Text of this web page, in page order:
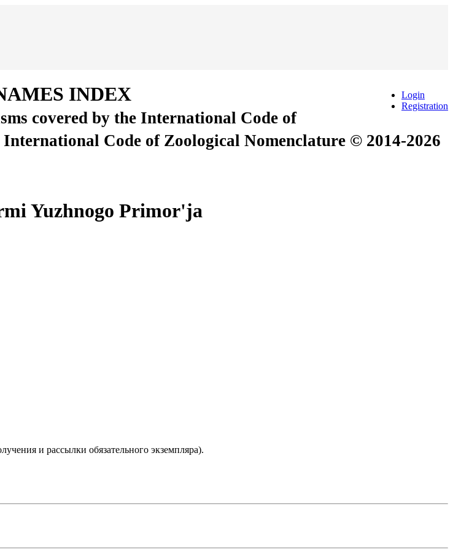
Login
Registration
INDEX
covered by the International Code of
Code of Zoological Nomenclature © 2014-2026
Yuzhnogo Primor'ja
и рассылки обязательного экземпляра).